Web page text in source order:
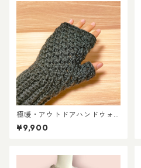
極暖・アウトドアハンドウォ
ーマー／フォレストブラッ
ク
¥9,900